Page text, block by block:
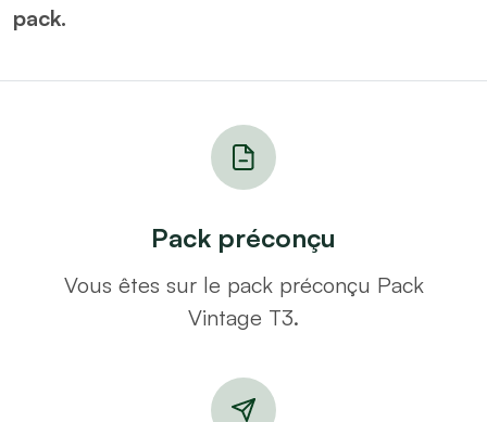
pack.
Pack préconçu
Vous êtes sur le pack préconçu Pack
Vintage T3.